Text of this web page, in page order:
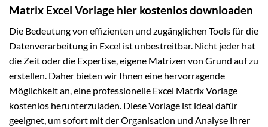
Matrix Excel Vorlage hier kostenlos downloaden
Die Bedeutung von effizienten und zugänglichen Tools für die
Datenverarbeitung in Excel ist unbestreitbar. Nicht jeder hat
die Zeit oder die Expertise, eigene Matrizen von Grund auf zu
erstellen. Daher bieten wir Ihnen eine hervorragende
Möglichkeit an, eine professionelle Excel Matrix Vorlage
kostenlos herunterzuladen. Diese Vorlage ist ideal dafür
geeignet, um sofort mit der Organisation und Analyse Ihrer